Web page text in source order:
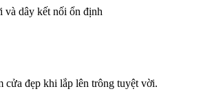
và dây kết nối ổn định
cửa đẹp khi lắp lên trông tuyệt vời.